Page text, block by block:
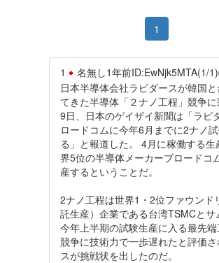
1
1 名無し1年前ID:EwNjk5MTA(1/1)
日本半導体会社ラピダースが韓国
てきた半導体「２ナノ工程」競争に
9日、日本のゲイザイ新聞は「ラピ
ロードコムに今年6月までに2ナノ
る」と報道した。 4月に稼働する
界5位の半導体メーカーブロードコ
産するということだ。
2ナノ工程は世界1・2位ファウンド
託生産）企業である台湾TSMCと
今年上半期の試験生産に入る最先
競争に技術力で一歩遅れたと評価
スが挑戦状を出したのだ。